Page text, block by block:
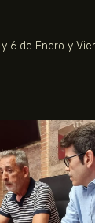
6 de Enero y